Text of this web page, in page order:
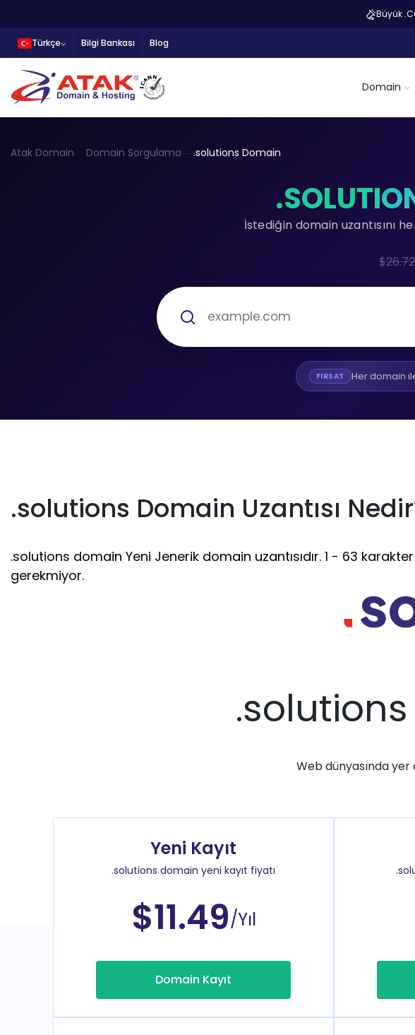
Büyük
Türkçe Bilgi Bankası Blog
Domain
Atak Domain Domain Sorgulama .solutions Domain
İstediğin domain uzantısını
$26.72
FIRSAT Her domain
.solutions Domain Uzantısı
.solutions domain Yeni Jenerik domain uzantısıdır. 1 - 63
gerekmiyor.
Web dünyasında yer
Yeni Kayıt
.solutions domain yeni kayıt fiyatı
$11.49/Yıl
Domain Kayıt